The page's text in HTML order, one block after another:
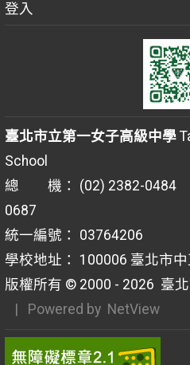
登入
臺北市立第一女子高級中學
School
總 機： (02) 2382-0484
0687
統一編號： 03764206
學校地址： 100006 臺北市
版權所有 © 2000 - 2026 臺
| Powered by NetView